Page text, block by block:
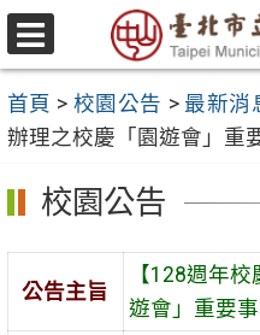
跳
至
要
內
容
區
選
單
首頁 > 校園公告 > 最新消
辦理之校慶「園遊會」重
校園公告
公告主旨
【128週年
遊會」重要